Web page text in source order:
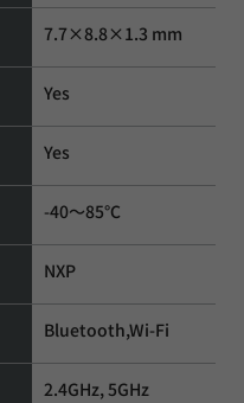
7.7×8.8×1.3 mm
Yes
Yes
-40～85℃
NXP
Bluetooth,Wi-Fi
2.4GHz, 5GHz